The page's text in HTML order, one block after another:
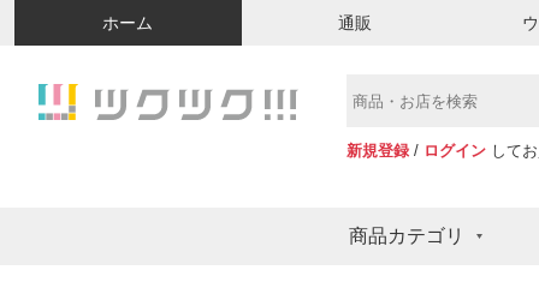
ホーム 通販
新規登録 / ログイン して
商品カテゴリ